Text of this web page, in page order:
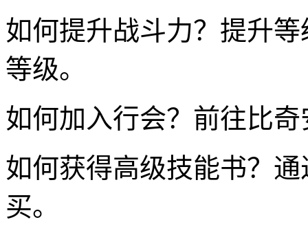
如何提升战斗力？提升
等级。
如何加入行会？前往比
如何获得高级技能书？
买。